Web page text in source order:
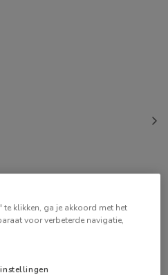
klikken, ga je akkoord met het
voor verbeterde navigatie,